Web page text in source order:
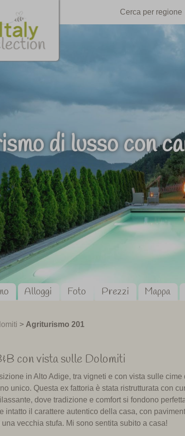
Cerca per regione
di lusso con
Alloggi Foto Prezzi Mappa
> Agriturismo 201
con vista sulle Dolomiti
in Alto Adige, tra vigneti e con vista sulle
unico. Questa ex fattoria è stata ristrutturata con
dove tradizione e comfort si fondono
intatto il carattere autentico della casa, con
una vecchia stufa. Mi sono sentita subito a casa!